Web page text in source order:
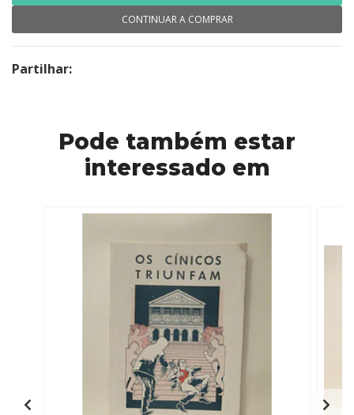
CONTINUAR A COMPRAR
Partilhar:
Pode também estar
interessado em